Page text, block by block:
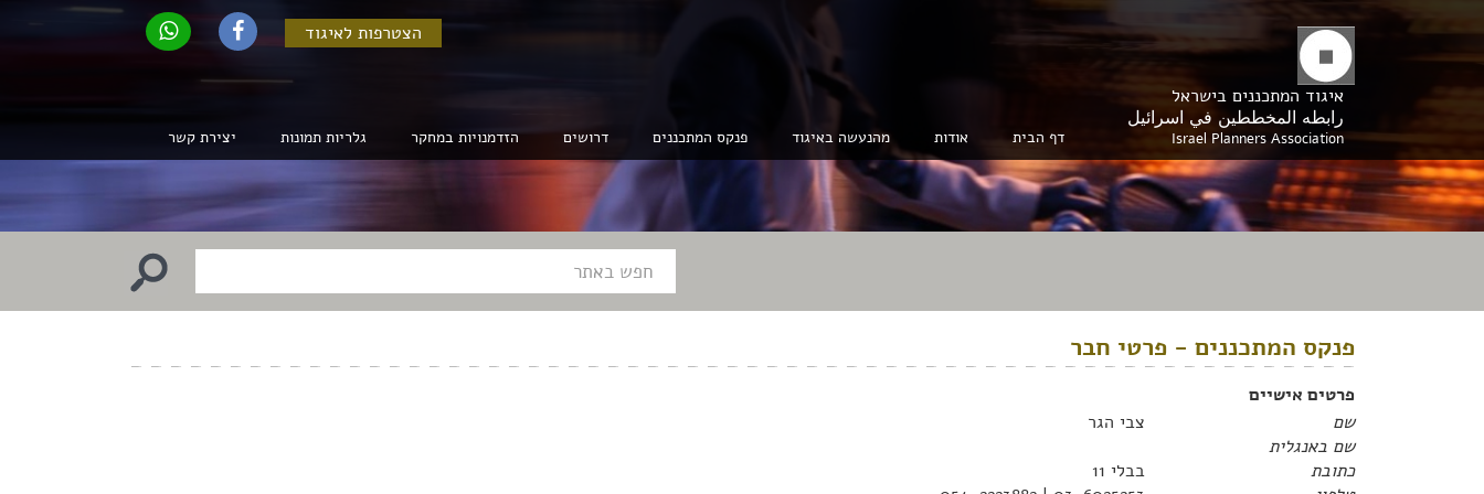
הצטרפות לאיגוד
איגוד המתכננים בישראל
رابطه المخططين في اسرائيل
Israel Planners Association דף הבית אודות מהנעשה באיגוד פנקס המתכננים דרושים הזדמנויות במחקר גלריות תמונות יצירת קשר
פנקס המתכננים - פרטי חבר
פרטים אישיים
שם
צבי הגר
שם באנגלית
כתובת
בבלי 11